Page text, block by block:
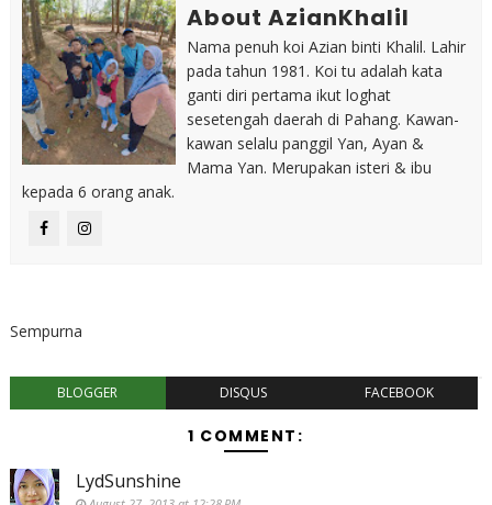
About AzianKhalil
Nama penuh koi Azian binti Khalil. Lahir
pada tahun 1981. Koi tu adalah kata
ganti diri pertama ikut loghat
sesetengah daerah di Pahang. Kawan-
kawan selalu panggil Yan, Ayan &
Mama Yan. Merupakan isteri & ibu
kepada 6 orang anak.
Sempurna
BLOGGER DISQUS FACEBOOK
1 COMMENT:
LydSunshine